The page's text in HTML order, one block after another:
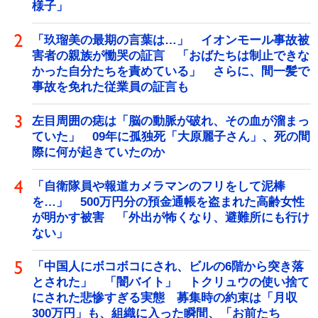
様子」
「玖瑠美の最期の言葉は…」 イオンモール事故被
害者の親族が慟哭の証言 「おばたちは制止できな
かった自分たちを責めている」 さらに、間一髪で
事故を免れた従業員の証言も
左目周囲の痣は「脳の動脈が破れ、その血が溜まっ
ていた」 09年に孤独死「大原麗子さん」、死の間
際に何が起きていたのか
「自衛隊員や報道カメラマンのフリをして泥棒
を…」 500万円分の預金通帳を盗まれた高齢女性
が明かす被害 「外出が怖くなり、避難所にも行け
ない」
「中国人にボコボコにされ、ビルの6階から突き落
とされた」 「闇バイト」 トクリュウの使い捨て
にされた悲惨すぎる実態 募集時の約束は「月収
300万円」も、組織に入った瞬間、「お前たち